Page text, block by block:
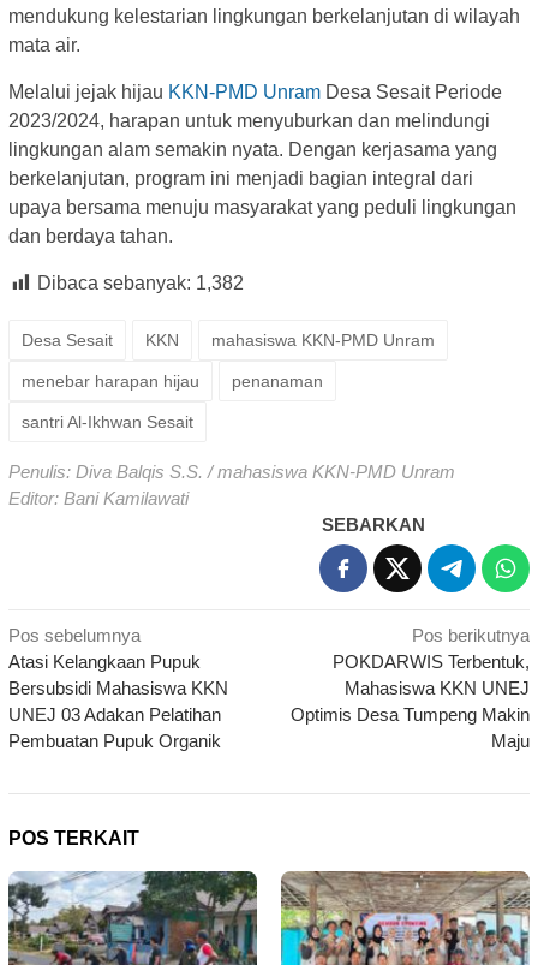
mendukung kelestarian lingkungan berkelanjutan di wilayah
mata air.
Melalui jejak hijau KKN-PMD Unram Desa Sesait Periode
2023/2024, harapan untuk menyuburkan dan melindungi
lingkungan alam semakin nyata. Dengan kerjasama yang
berkelanjutan, program ini menjadi bagian integral dari
upaya bersama menuju masyarakat yang peduli lingkungan
dan berdaya tahan.
Dibaca sebanyak: 1,382
Desa Sesait KKN mahasiswa KKN-PMD Unram
menebar harapan hijau penanaman
santri Al-Ikhwan Sesait
Penulis: Diva Balqis S.S. / mahasiswa KKN-PMD Unram
Editor: Bani Kamilawati
SEBARKAN
Navigasi
pos
Pos sebelumnya
Atasi Kelangkaan Pupuk
Bersubsidi Mahasiswa KKN
UNEJ 03 Adakan Pelatihan
Pembuatan Pupuk Organik
Pos berikutnya
POKDARWIS Terbentuk,
Mahasiswa KKN UNEJ
Optimis Desa Tumpeng Makin
Maju
POS TERKAIT